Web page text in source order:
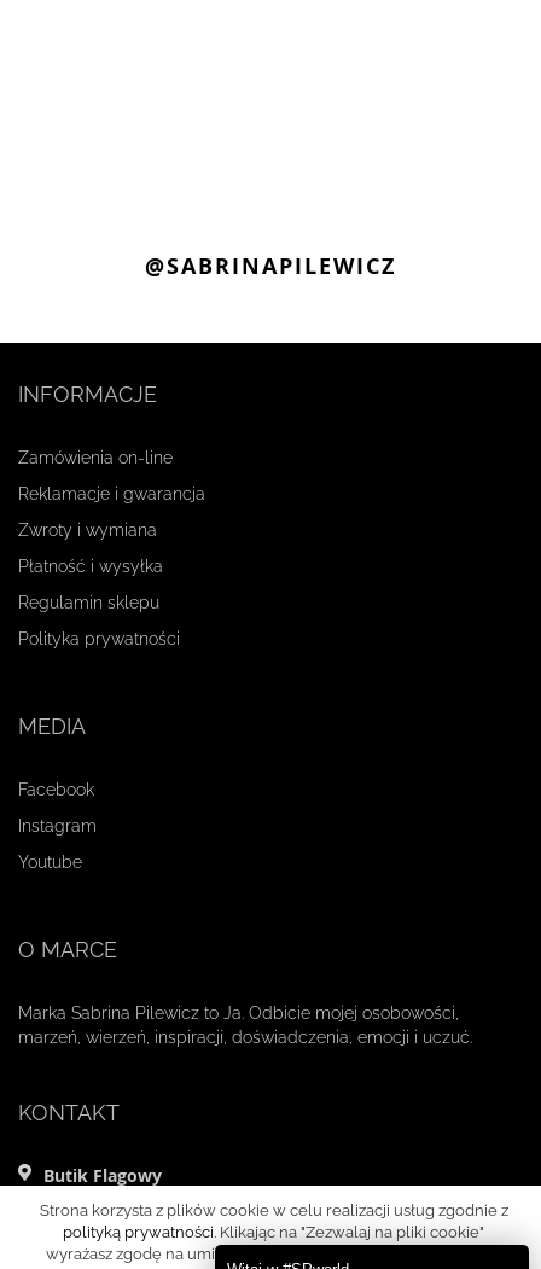
@SABRINAPILEWICZ
INFORMACJE
Zamówienia on-line
Reklamacje i gwarancja
Zwroty i wymiana
Płatność i wysyłka
Regulamin sklepu
Polityka prywatności
MEDIA
Facebook
Instagram
Youtube
O MARCE
Marka Sabrina Pilewicz to Ja. Odbicie mojej osobowości,
marzeń, wierzeń, inspiracji, doświadczenia, emocji i uczuć.
KONTAKT
Butik Flagowy
ul. Mikołaja Kopernika 11 lok. 1
00-359 Warszawa
+48 695 000 010
Strona korzysta z plików cookie w celu realizacji usług zgodnie z
polityką prywatności. Klikając na "Zezwalaj na pliki cookie"
wyrażasz zgodę na umieszczanie cookies w Twoim urządzeniu